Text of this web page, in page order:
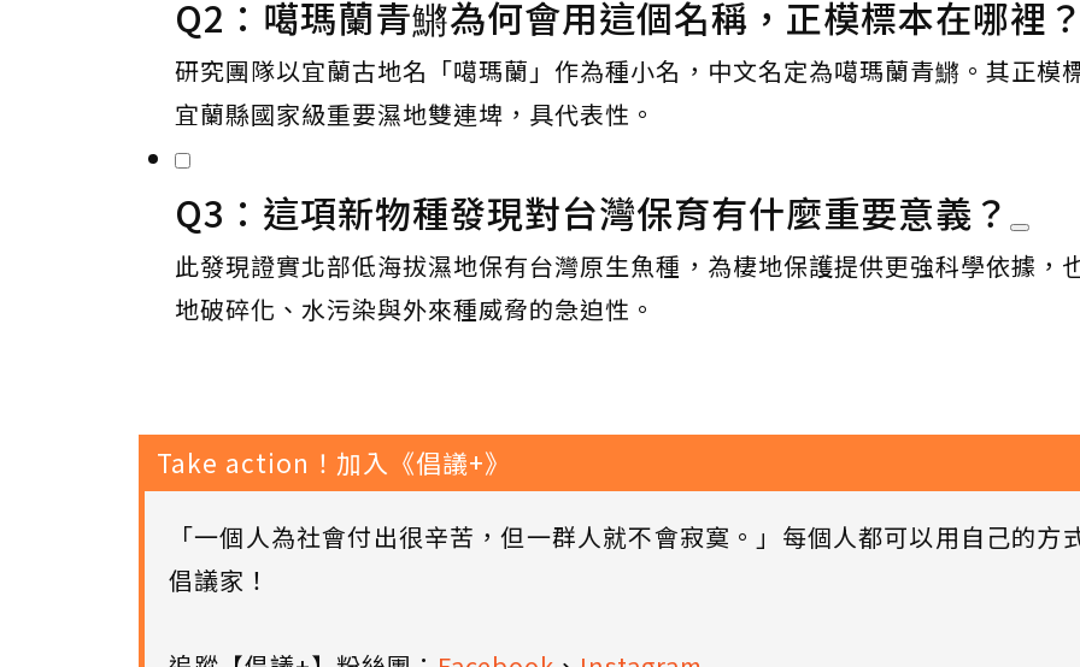
Q2：噶瑪蘭青鱂為何會用這個名稱，正模標本在哪裡
研究團隊以宜蘭古地名「噶瑪蘭」作為種小名，中文名定為噶瑪蘭青鱂。其正模
宜蘭縣國家級重要濕地雙連埤，具代表性。
Q3：這項新物種發現對台灣保育有什麼重要意義？
此發現證實北部低海拔濕地保有台灣原生魚種，為棲地保護提供更強科學依據，
地破碎化、水污染與外來種威脅的急迫性。
Take action！加入《倡議+》
「一個人為社會付出很辛苦，但一群人就不會寂寞。」每個人都可以用自己的方
倡議家！